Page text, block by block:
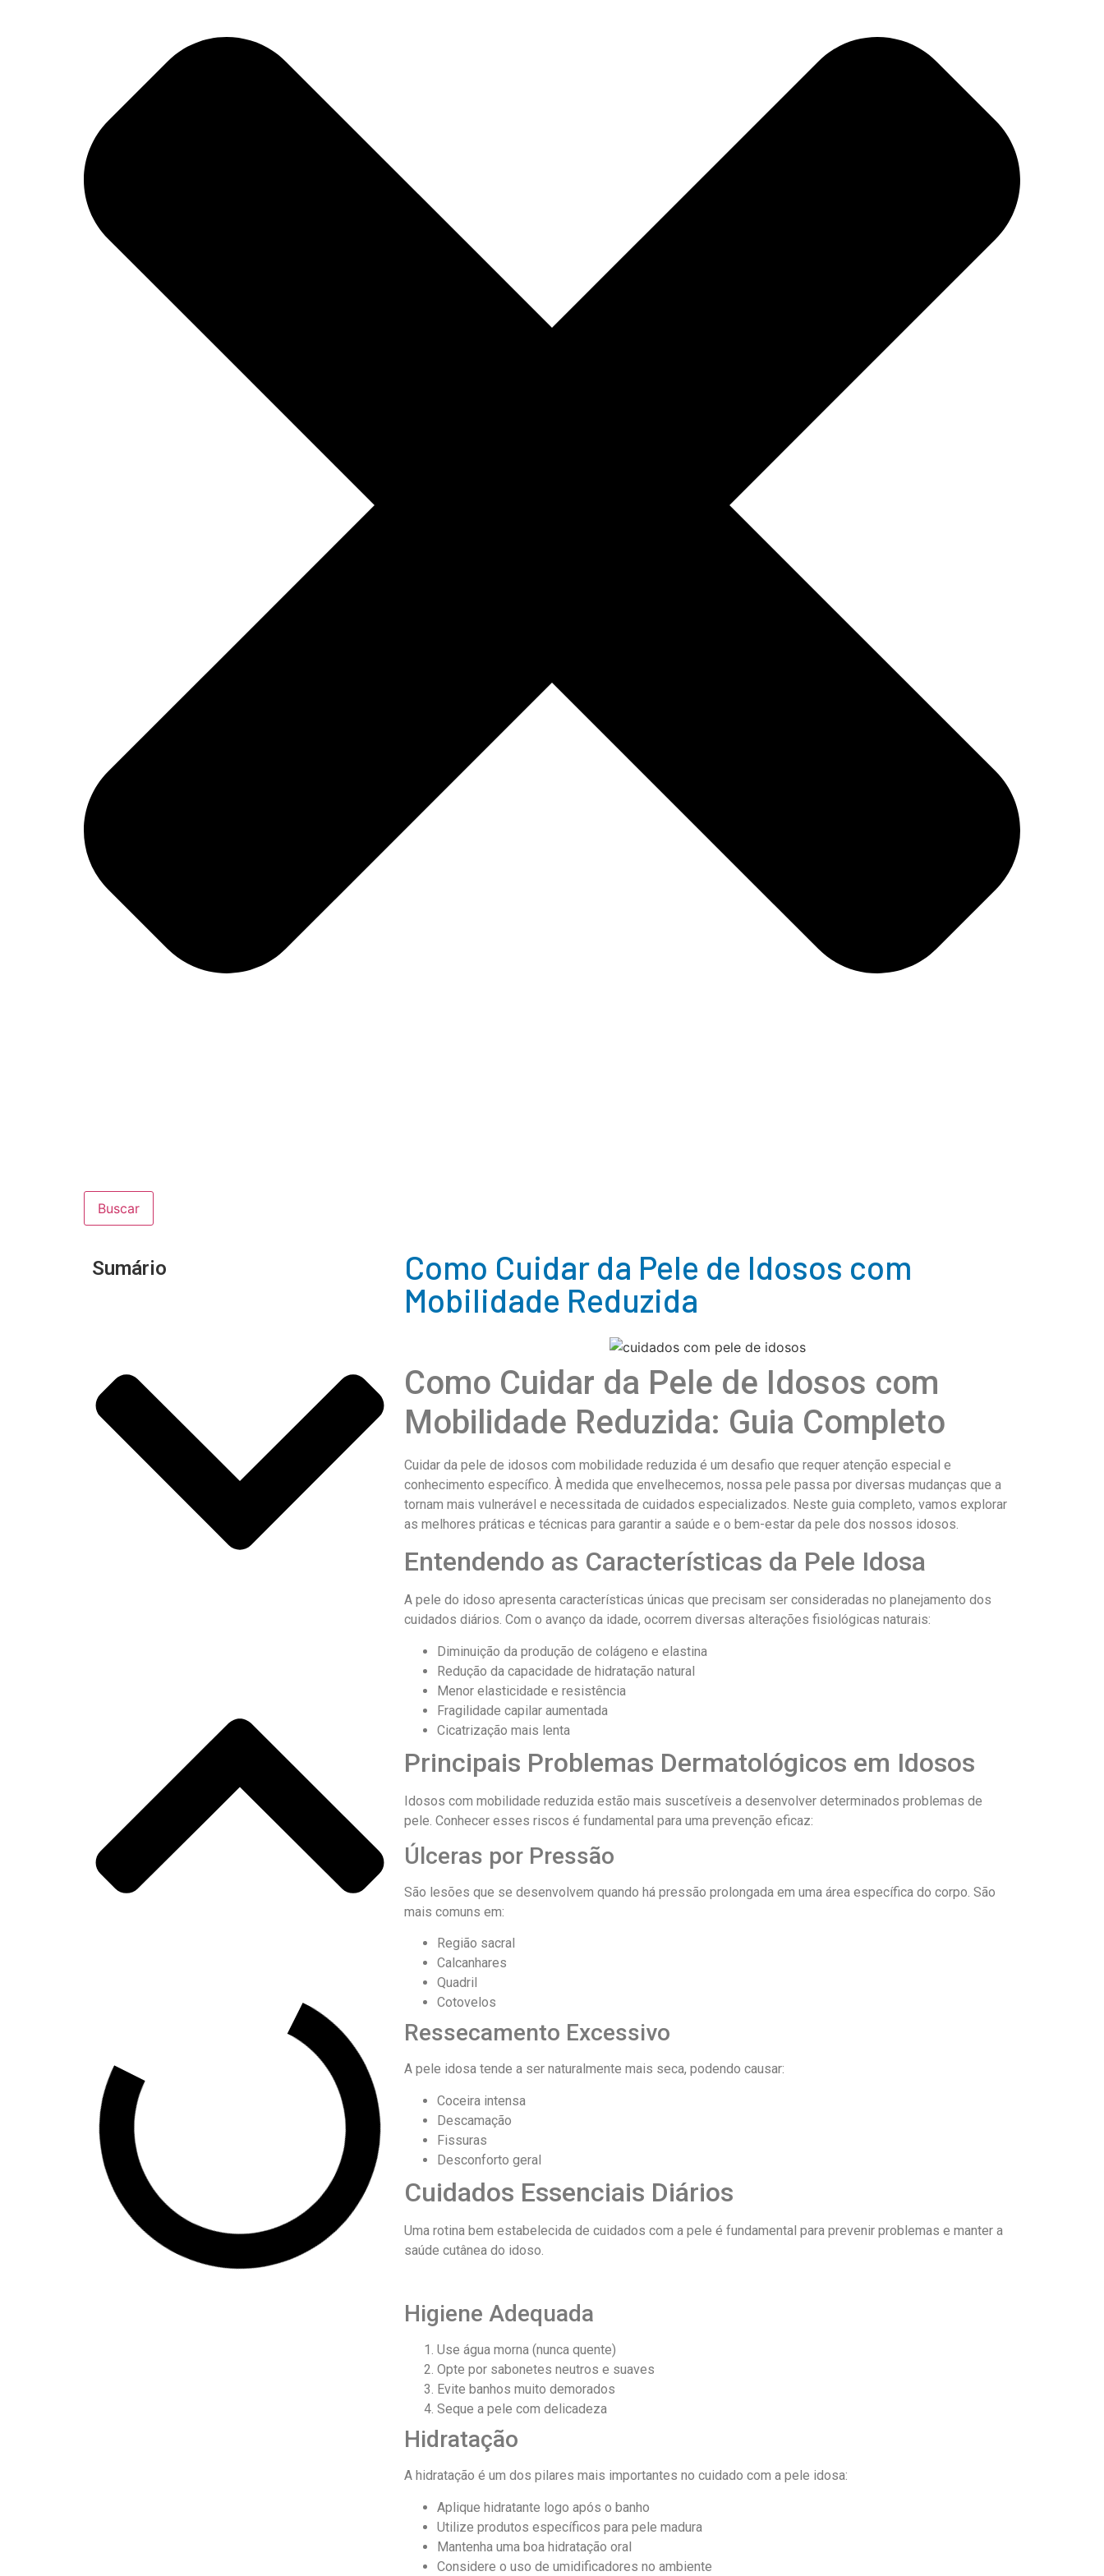
Buscar
Sumário
Como Cuidar da Pele de Idosos com
Mobilidade Reduzida
Como Cuidar da Pele de Idosos com
Mobilidade Reduzida: Guia Completo
Cuidar da pele de idosos com mobilidade reduzida é um desafio que requer atenção especial e
conhecimento específico. À medida que envelhecemos, nossa pele passa por diversas mudanças que a
tornam mais vulnerável e necessitada de cuidados especializados. Neste guia completo, vamos explorar
as melhores práticas e técnicas para garantir a saúde e o bem-estar da pele dos nossos idosos.
Entendendo as Características da Pele Idosa
A pele do idoso apresenta características únicas que precisam ser consideradas no planejamento dos
cuidados diários. Com o avanço da idade, ocorrem diversas alterações fisiológicas naturais:
Diminuição da produção de colágeno e elastina
Redução da capacidade de hidratação natural
Menor elasticidade e resistência
Fragilidade capilar aumentada
Cicatrização mais lenta
Principais Problemas Dermatológicos em Idosos
Idosos com mobilidade reduzida estão mais suscetíveis a desenvolver determinados problemas de
pele. Conhecer esses riscos é fundamental para uma prevenção eficaz:
Úlceras por Pressão
São lesões que se desenvolvem quando há pressão prolongada em uma área específica do corpo. São
mais comuns em:
Região sacral
Calcanhares
Quadril
Cotovelos
Ressecamento Excessivo
A pele idosa tende a ser naturalmente mais seca, podendo causar:
Coceira intensa
Descamação
Fissuras
Desconforto geral
Cuidados Essenciais Diários
Uma rotina bem estabelecida de cuidados com a pele é fundamental para prevenir problemas e manter a
saúde cutânea do idoso.
Higiene Adequada
Use água morna (nunca quente)
Opte por sabonetes neutros e suaves
Evite banhos muito demorados
Seque a pele com delicadeza
Hidratação
A hidratação é um dos pilares mais importantes no cuidado com a pele idosa:
Aplique hidratante logo após o banho
Utilize produtos específicos para pele madura
Mantenha uma boa hidratação oral
Considere o uso de umidificadores no ambiente